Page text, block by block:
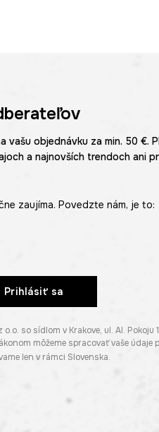
vašu objednávku za min. 50 €.
a najnovších trendoch ani
zaujíma. Povedzte nám, je to:
Prihlásiť sa
so sídlom v Krakove, ul. Al. Pokoju
môžeme spracovať vaše údaje
len v rámci Slovenska.